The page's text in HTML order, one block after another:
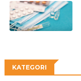
KATEGORI